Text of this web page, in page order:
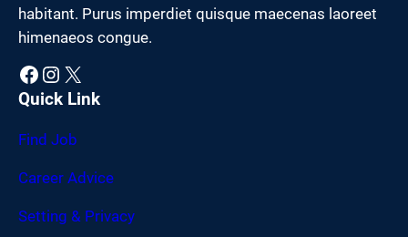
habitant. Purus imperdiet quisque maecenas laoreet
himenaeos congue.
Facebook Instagram X
Quick Link
Find Job
Career Advice
Setting & Privacy